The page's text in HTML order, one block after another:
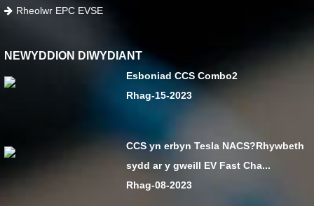
Rheolwr EPC EVSE
NEWYDDION DIWYDIANT
Esboniad CCS Combo2
Rhag-15-2023
CCS yn erbyn Tesla NACS?Rhywbeth
sydd ar y gweill EV Fast Cha...
Rhag-08-2023